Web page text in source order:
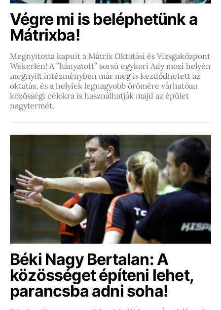
Végre mi is beléphetünk a
Mátrixba!
Megnyitotta kapuit a Mátrix Oktatási és Vizsgaközpont
Wekerlén! A ”hányatott” sorsú egykori Ady mozi helyén
megnyílt intézményben már meg is kezdődhetett az
oktatás, és a helyiek legnagyobb örömére várhatóan
közösségi célokra is használhatják majd az épület
nagytermét.
Béki Nagy Bertalan: A
közösséget építeni lehet,
parancsba adni soha!